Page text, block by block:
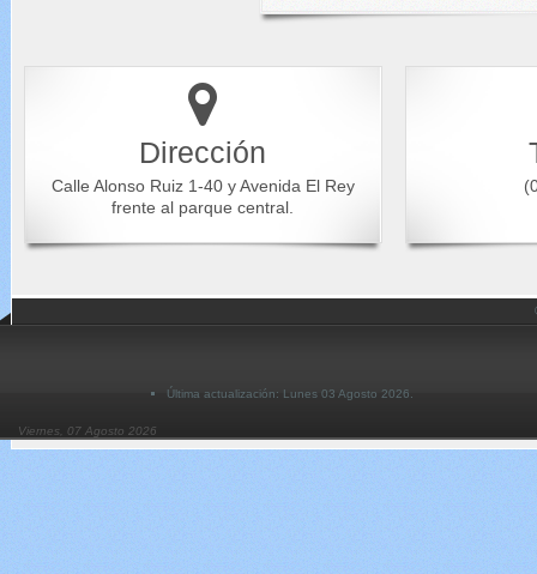
Dirección
Calle Alonso Ruiz 1-40 y Avenida El Rey
frente al parque central.
Última actualización: Lunes 03 Agosto 2026.
Viernes, 07 Agosto 2026